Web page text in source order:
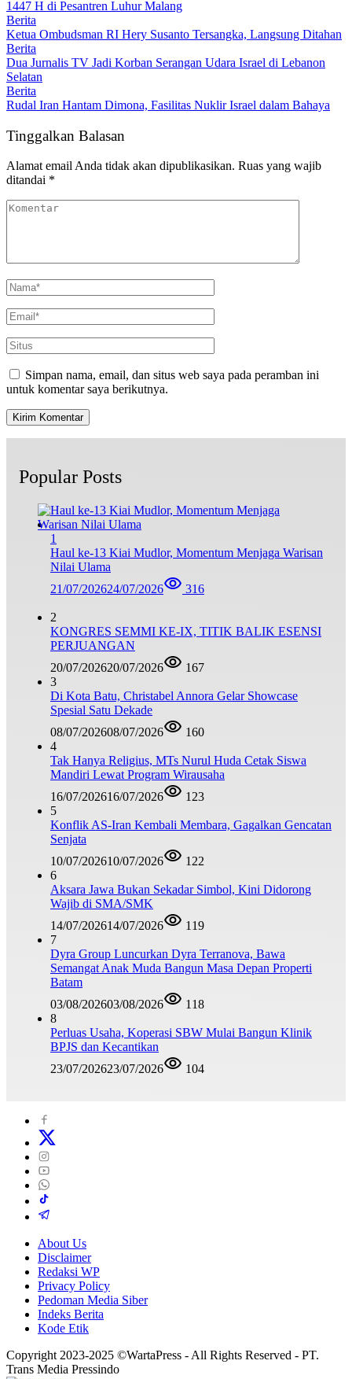
1447 H di Pesantren Luhur Malang
Berita
Ketua Ombudsman RI Hery Susanto Tersangka, Langsung Ditahan
Berita
Dua Jurnalis TV Jadi Korban Serangan Udara Israel di Lebanon
Selatan
Berita
Rudal Iran Hantam Dimona, Fasilitas Nuklir Israel dalam Bahaya
Tinggalkan Balasan
Alamat email Anda tidak akan dipublikasikan. Ruas yang wajib
ditandai *
Simpan nama, email, dan situs web saya pada peramban ini
untuk komentar saya berikutnya.
Popular Posts
1
Haul ke-13 Kiai Mudlor, Momentum Menjaga Warisan
Nilai Ulama
21/07/202624/07/2026 316
2
KONGRES SEMMI KE-IX, TITIK BALIK ESENSI
PERJUANGAN
20/07/202620/07/2026
167
3
Di Kota Batu, Christabel Annora Gelar Showcase
Spesial Satu Dekade
08/07/202608/07/2026
160
4
Tak Hanya Religius, MTs Nurul Huda Cetak Siswa
Mandiri Lewat Program Wirausaha
16/07/202616/07/2026
123
5
Konflik AS-Iran Kembali Membara, Gagalkan Gencatan
Senjata
10/07/202610/07/2026
122
6
Aksara Jawa Bukan Sekadar Simbol, Kini Didorong
Wajib di SMA/SMK
14/07/202614/07/2026
119
7
Dyra Group Luncurkan Dyra Terranova, Bawa
Semangat Anak Muda Bangun Masa Depan Properti
Batam
03/08/202603/08/2026
118
8
Perluas Usaha, Koperasi SBW Mulai Bangun Klinik
BPJS dan Kecantikan
23/07/202623/07/2026 104
About Us
Disclaimer
Redaksi WP
Privacy Policy
Pedoman Media Siber
Indeks Berita
Kode Etik
Copyright 2023-2025 ©WartaPress - All Rights Reserved - PT.
Trans Media Pressindo